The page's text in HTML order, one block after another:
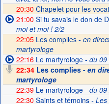
20:30 Chapelet pour les
21:00 Si tu savais le don de
moi et moi ! 2/2
22:05Les complies - en
martyrologe
22:16Le martyrologe- du 09
22:34Les complies - en
martyrologe
22:39Le martyrologe- du 09
22:30 Saints et témoins- Les